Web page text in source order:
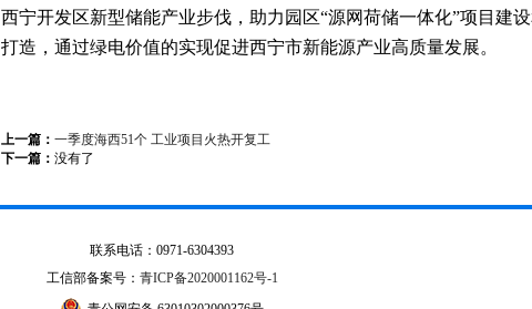
西宁开发区新型储能产业步伐，助力园区“源网荷储一体化”项目建
打造，通过绿电价值的实现促进西宁市新能源产业高质量发展。
上一篇： 一季度海西51个 工业项目火热开复工
下一篇： 没有了
联系电话：0971-6304393
工信部备案号： 青ICP备2020001162号-1